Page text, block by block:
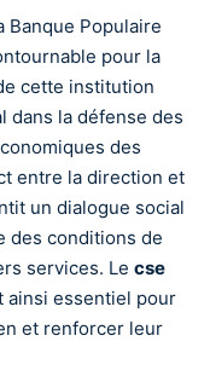
Banque Populaire
pour la
cette institution
dans la défense des
des
entre la direction et
un dialogue social
des conditions de
services. Le cse
ainsi essentiel pour
et renforcer leur